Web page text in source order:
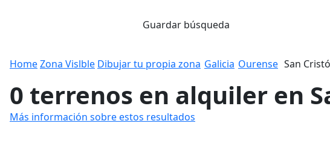
Guardar búsqueda
HomeZona Vislble Dibujar tu propia zona Galicia Ourense San
0 terrenos en alquiler en
Más información sobre estos resultados